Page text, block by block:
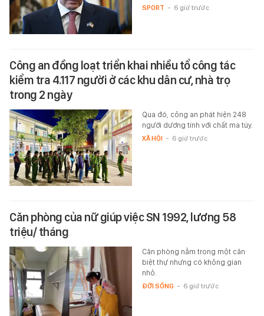
SPORT - 6 giờ trước
Công an đồng loạt triển khai nhiều tổ công tác
kiểm tra 4.117 người ở các khu dân cư, nhà trọ
trong 2 ngày
Qua đó, công an phát hiện 248
người dương tính với chất ma túy.
XÃ HỘI - 6 giờ trước
Căn phòng của nữ giúp việc SN 1992, lương 58
triệu/ tháng
Căn phòng nằm trong một căn
biệt thự nhưng có không gian
nhỏ.
ĐỜI SỐNG - 6 giờ trước